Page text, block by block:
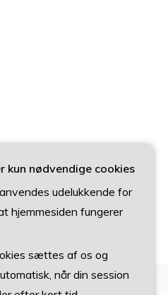
kun nødvendige cookies
udelukkende for
hjemmesiden fungerer
sættes af os og
når din session